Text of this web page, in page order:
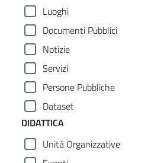
Luoghi
Documenti Pubblici
Notizie
Servizi
Persone Pubbliche
Dataset
DIDATTICA
Unità Organizzative